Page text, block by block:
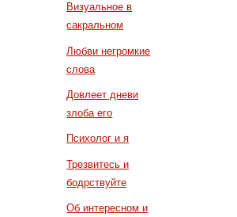
Визуальное в
сакральном
Любви негромкие
слова
Довлеет дневи
злоба его
Психолог и я
Трезвитесь и
бодрствуйте
Об интересном и